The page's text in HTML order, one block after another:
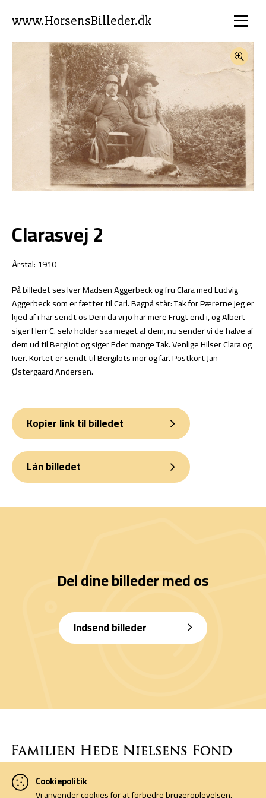
www.HorsensBilleder.dk
Clarasvej 2
Årstal: 1910
På billedet ses Iver Madsen Aggerbeck og fru Clara med Ludvig
Aggerbeck som er fætter til Carl. Bagpå står: Tak for Pærerne jeg er
kjed af i har sendt os Dem da vi jo har mere Frugt end i, og Albert
siger Herr C. selv holder saa meget af dem, nu sender vi de halve af
dem ud til Bergliot og siger Eder mange Tak. Venlige Hilser Clara og
Iver. Kortet er sendt til Bergilots mor og far. Postkort Jan
Østergaard Andersen.
Kopier link til billedet
Lån billedet
Del dine billeder med os
Indsend billeder
Denne side er finansieret af Familien Hede Nielsens Fond og drives
Cookiepolitik
Vi anvender cookies for at forbedre brugeroplevelsen.